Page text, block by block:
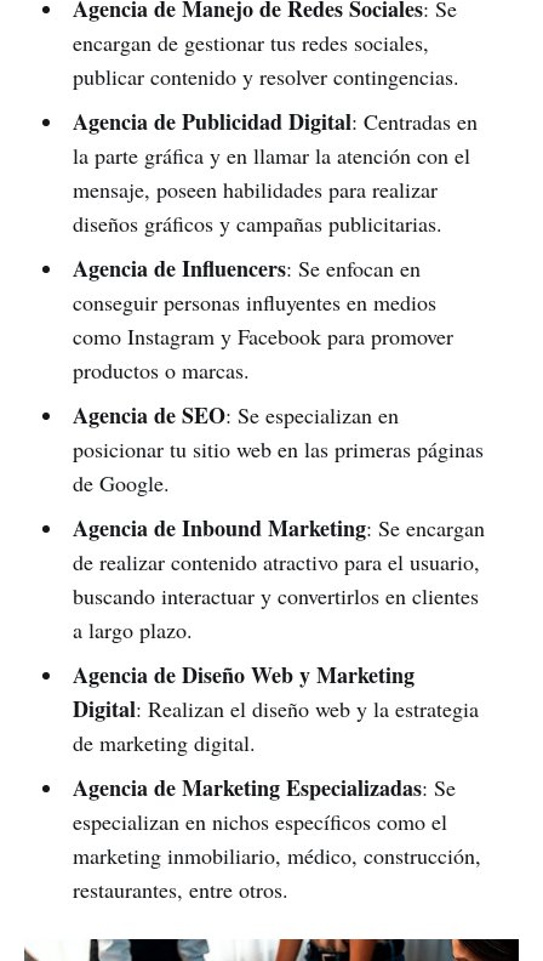
Agencia de Manejo de Redes Sociales: Se
encargan de gestionar tus redes sociales,
publicar contenido y resolver contingencias.
Agencia de Publicidad Digital: Centradas en
la parte gráfica y en llamar la atención con el
mensaje, poseen habilidades para realizar
diseños gráficos y campañas publicitarias.
Agencia de Influencers: Se enfocan en
conseguir personas influyentes en medios
como Instagram y Facebook para promover
productos o marcas.
Agencia de SEO: Se especializan en
posicionar tu sitio web en las primeras páginas
de Google.
Agencia de Inbound Marketing: Se encargan
de realizar contenido atractivo para el usuario,
buscando interactuar y convertirlos en clientes
a largo plazo.
Agencia de Diseño Web y Marketing
Digital: Realizan el diseño web y la estrategia
de marketing digital.
Agencia de Marketing Especializadas: Se
especializan en nichos específicos como el
marketing inmobiliario, médico, construcción,
restaurantes, entre otros.